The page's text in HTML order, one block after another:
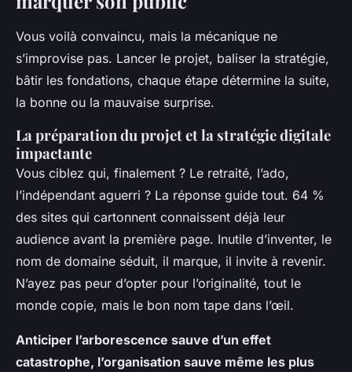
Vous voilà convaincu, mais la mécanique ne
s’improvise pas. Lancer le projet, baliser la stratégie,
bâtir les fondations, chaque étape détermine la suite,
la bonne ou la mauvaise surprise.
La préparation du projet et la stratégie digitale
impactante
Vous ciblez qui, finalement ? Le retraité, l’ado,
l’indépendant aguerri ? La réponse guide tout. 64 %
des sites qui cartonnent connaissent déjà leur
audience avant la première page. Inutile d’inventer, le
nom de domaine séduit, il marque, il invite à revenir.
N’ayez pas peur d’opter pour l’originalité, tout le
monde copie, mais le bon nom tape dans l’œil.
Anticiper l’arborescence sauve d’un effet
catastrophe, l’organisation sauve même les plus